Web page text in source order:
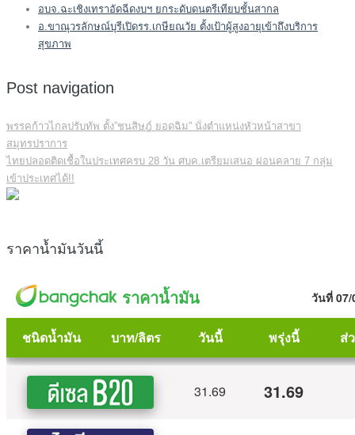
อบจ.ฉะเชิงเทราอัดฉีดงบฯ ยกระดับดนตรีเทียบชั้นสากล
อ.ขาณุวรลักษณ์บุรีเปิดรร.เกษียณวัย ตั้งเป้าผู้สูงอายุเข้าถึงบริการ
สุขภาพ
Post navigation
พรรคก้าวไกลปรับทัพ ตั้ง”ชนสิษฎ์ ยอดฉิม” นั่งตำแหน่งหัวหน้าสาขา
สมุทรปราการ
ไทยปลอดติดเชื้อในประเทศครบ 28 วัน ศบค.เตรียมเสนอ ผ่อนคลาย 7 กลุ่ม
เข้าประเทศได้!!
ราคาน้ำมันวันนี้